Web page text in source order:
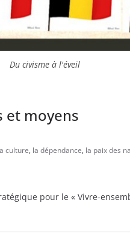
Du civisme à l'éveil
et moyens
culture, la dépendance, la paix des
pour le « Vivre-